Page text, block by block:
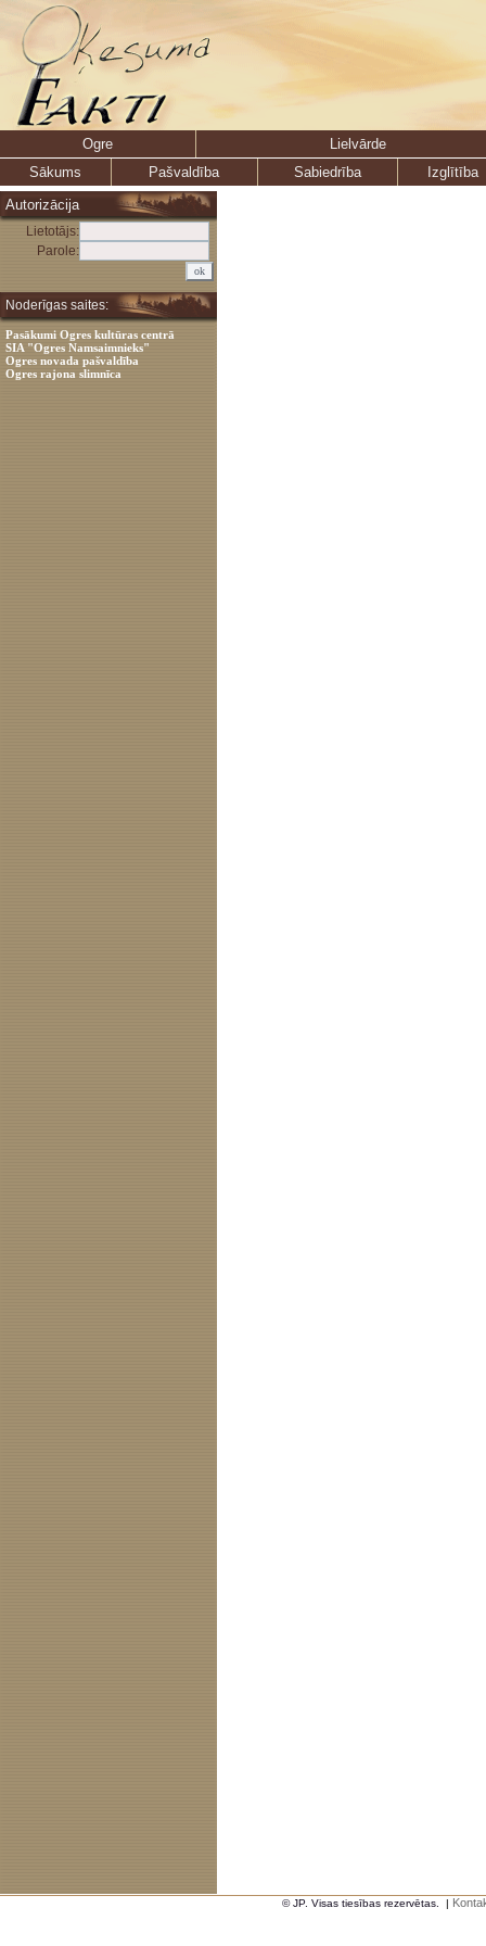
Ogre
Lielvārde
Sākums
Pašvaldība Sabiedrība
Izglītība
Autorizācija
Lietotājs:
Parole:
Noderīgas saites:
Pasākumi Ogres kultūras centrā
SIA "Ogres Namsaimnieks"
Ogres novada pašvaldība
Ogres rajona slimnīca
© JP. Visas tiesības rezervētas. |